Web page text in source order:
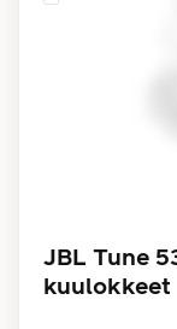
JBL Tune
kuulokkeet